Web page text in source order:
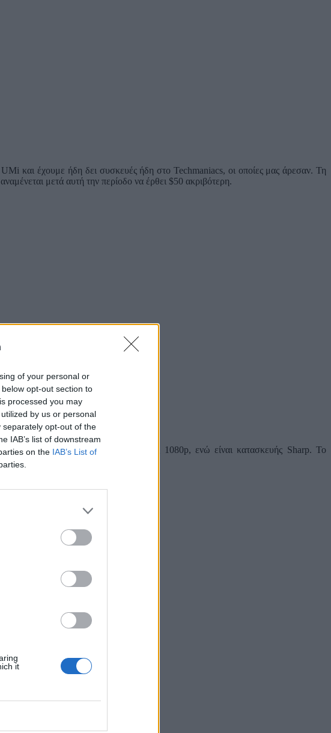
of your personal or
opt-out section to
processed you may
by us or personal
opt-out of the
IAB’s list of downstream
on the IAB’s List of
it
και έχουμε ήδη δει συσκευές ήδη στο Techmaniacs, οι οποίες μας άρεσαν. Τη
μετά αυτή την περίοδο να έρθει $50 ακριβότερη.
με IPS LCD οθόνη, ανάλυσης 1080p, ενώ είναι κατασκευής Sharp. Το